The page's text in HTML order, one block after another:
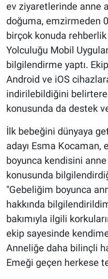
ev ziyaretlerinde anne
doğuma, emzirmeden
birçok konuda
Yolculuğu Mobil
bilgilendirme yaptı.
Android ve iOS
indirilebildiğini
konusunda da destek
İlk bebeğini dünyaya
adayı Esma
boyunca kendisini anne
konusunda
"Gebeliğim boyunca
hakkında
bakımıyla ilgili
ekip sayesinde
Anneliğe daha bilinçli
Emeği geçen herkese